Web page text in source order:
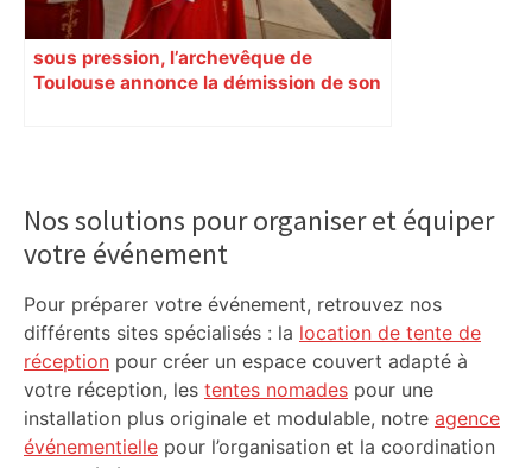
sous pression, l’archevêque de
Toulouse annonce la démission de son
Sidebar
Nos solutions pour organiser et équiper
votre événement
Pour préparer votre événement, retrouvez nos
différents sites spécialisés : la location de tente de
réception pour créer un espace couvert adapté à
votre réception, les tentes nomades pour une
installation plus originale et modulable, notre agence
événementielle pour l’organisation et la coordination